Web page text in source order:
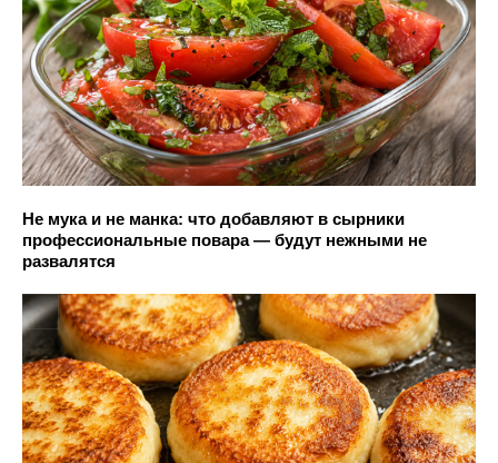
Не мука и не манка: что добавляют в сырники
профессиональные повара — будут нежными не
развалятся